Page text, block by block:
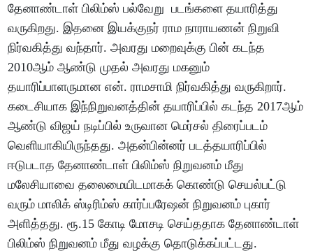
தேனாண்டாள் பிலிம்ஸ் பல்வேறு படங்களை தயாரித்து
வருகிறது. இதனை இயக்குநர் ராம நாராயணன் நிறுவி
நிர்வகித்து வந்தார். அவரது மறைவுக்கு பின் கடந்த
2010ஆம் ஆண்டு முதல் அவரது மகனும்
தயாரிப்பாளருமான என். ராமசாமி நிர்வகித்து வருகிறார்.
கடைசியாக இந்நிறுவனத்தின் தயாரிப்பில் கடந்த 2017ஆம்
ஆண்டு விஜய் நடிப்பில் உருவான மெர்சல் திரைப்படம்
வெளியாகியிருந்தது. அதன்பின்னர் படத்தயாரிப்பில்
ஈடுபடாத தேனாண்டாள் பிலிம்ஸ் நிறுவனம் மீது
மலேசியாவை தலைமையிடமாகக் கொண்டு செயல்பட்டு
வரும் மாலிக் ஸ்டிரிம்ஸ் கார்ப்பரேஷன் நிறுவனம் புகார்
அளித்தது. ரூ.15 கோடி மோசடி செய்ததாக தேனாண்டாள்
பிலிம்ஸ் நிறுவனம் மீது வழக்கு தொடுக்கப்பட்டது.